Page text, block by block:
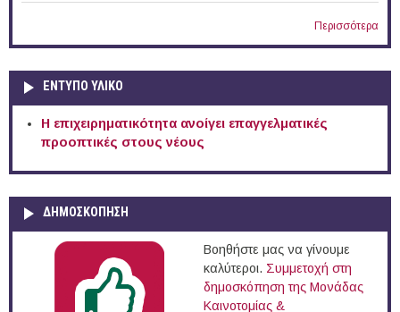
Περισσότερα
ΕΝΤΥΠΟ ΥΛΙΚΟ
Η επιχειρηματικότητα ανοίγει επαγγελματικές
προοπτικές στους νέους
ΔΗΜΟΣΚΟΠΗΣΗ
Βοηθήστε μας να γίνουμε
καλύτεροι. Συμμετοχή στη
δημοσκόπηση της Μονάδας
Καινοτομίας &